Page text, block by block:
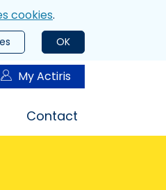
cookies.
OK
My Actiris
Contact